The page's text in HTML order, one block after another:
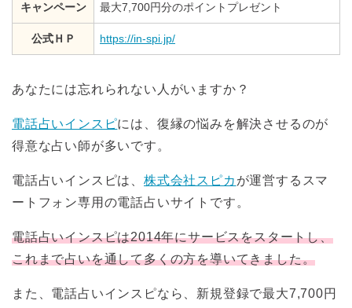
キャンペーン 最大7,700円分のポイントプレゼント
公式ＨＰ https://in-spi.jp/
あなたには忘れられない人がいますか？
電話占いインスピには、復縁の悩みを解決させるのが
得意な占い師が多いです。
電話占いインスピは、 株式会社スピカ が運営するスマ
ートフォン専用の電話占いサイトです。
電話占いインスピは2014年にサービスをスタートし、
これまで占いを通して多くの方を導いてきました。
また、電話占いインスピなら、新規登録で最大7,700円